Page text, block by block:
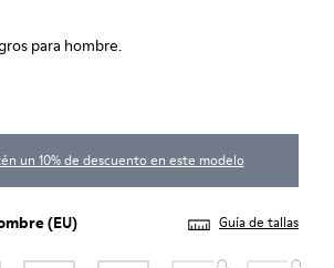
para hombre.
un 10% de descuento en este modelo
(EU) Guía de tallas